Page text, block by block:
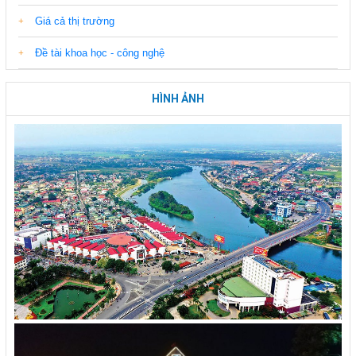
Giá cả thị trường
Đề tài khoa học - công nghệ
HÌNH ẢNH